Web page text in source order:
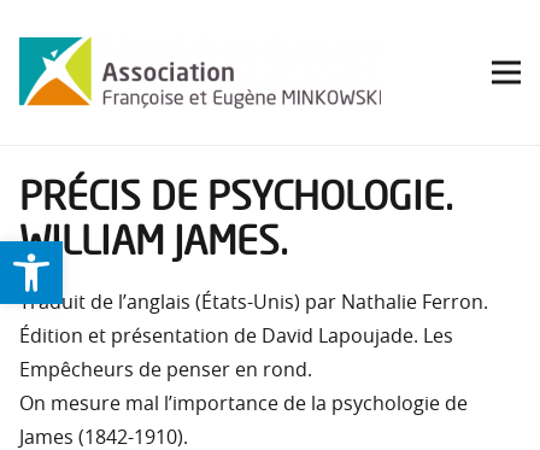
Ouvrir la barre d’outils
PRÉCIS DE PSYCHOLOGIE.
WILLIAM JAMES.
Traduit de l’anglais (États-Unis) par Nathalie Ferron.
Édition et présentation de David Lapoujade. Les
Empêcheurs de penser en rond.
On mesure mal l’importance de la psychologie de
James (1842-1910).